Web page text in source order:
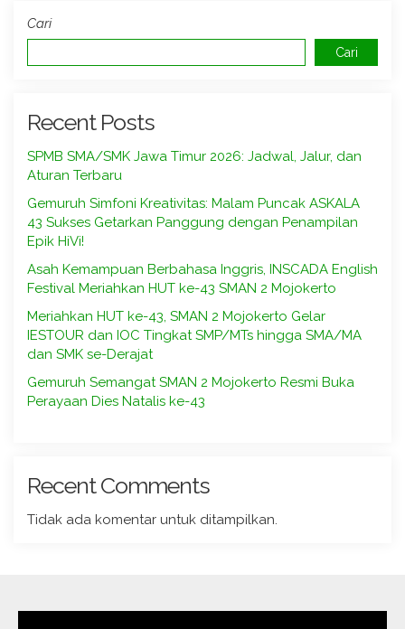
Cari
Cari
Recent Posts
SPMB SMA/SMK Jawa Timur 2026: Jadwal, Jalur, dan
Aturan Terbaru
Gemuruh Simfoni Kreativitas: Malam Puncak ASKALA
43 Sukses Getarkan Panggung dengan Penampilan
Epik HiVi!
Asah Kemampuan Berbahasa Inggris, INSCADA English
Festival Meriahkan HUT ke-43 SMAN 2 Mojokerto
Meriahkan HUT ke-43, SMAN 2 Mojokerto Gelar
IESTOUR dan IOC Tingkat SMP/MTs hingga SMA/MA
dan SMK se-Derajat
Gemuruh Semangat SMAN 2 Mojokerto Resmi Buka
Perayaan Dies Natalis ke-43
Recent Comments
Tidak ada komentar untuk ditampilkan.